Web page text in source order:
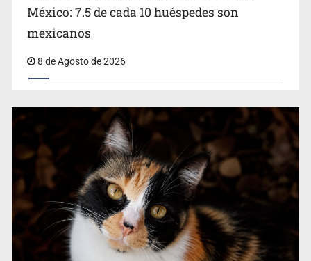
Belinda se corona como la más bella de 2026 en People
México: 7.5 de cada 10 huéspedes son
mexicanos
8 de Agosto de 2026